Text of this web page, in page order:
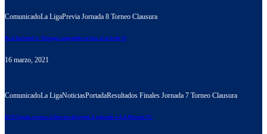
ComunicadoLa LigaPrevia Jornada 8 Torneo Clausura
Real Sociedad vs. Motagua suspendido en base al artículo 34
16 marzo, 2021
ComunicadoLa LigaNoticiasPortadaResultados Finales Jornada 7 Torneo Clausura
RCD España retoma el liderato del grupo A goleando 4-0 al Platense FC